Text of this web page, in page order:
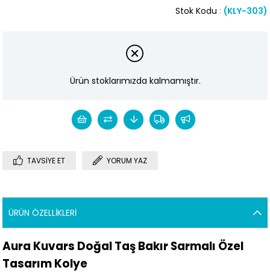
(KLY-303)
Stok Kodu
Ürün stoklarımızda kalmamıştır.
TAVSIYE ET YORUM YAZ
ÜRÜN ÖZELLIKLERI
Aura Kuvars Doğal Taş Bakır Sarmalı Özel
Tasarım Kolye